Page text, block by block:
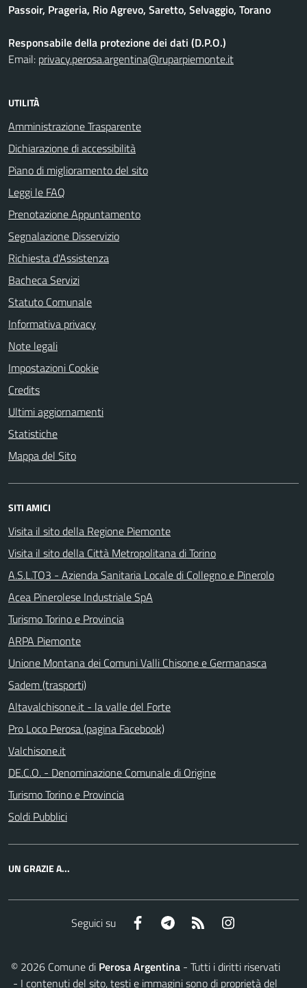
Passoir, Prageria, Rio Agrevo, Saretto, Selvaggio, Torano
Responsabile della protezione dei dati (D.P.O.)
Email: privacy.perosa.argentina@ruparpiemonte.it
UTILITÀ
Amministrazione Trasparente
Dichiarazione di accessibilità
Piano di miglioramento del sito
Leggi le FAQ
Prenotazione Appuntamento
Segnalazione Disservizio
Richiesta d'Assistenza
Bacheca Servizi
Statuto Comunale
Informativa privacy
Note legali
Impostazioni Cookie
Credits
Ultimi aggiornamenti
Statistiche
Mappa del Sito
SITI AMICI
Visita il sito della Regione Piemonte
Visita il sito della Città Metropolitana di Torino
A.S.L.TO3 - Azienda Sanitaria Locale di Collegno e Pinerolo
Acea Pinerolese Industriale SpA
Turismo Torino e Provincia
ARPA Piemonte
Unione Montana dei Comuni Valli Chisone e Germanasca
Sadem (trasporti)
Altavalchisone.it - la valle del Forte
Pro Loco Perosa (pagina Facebook)
Valchisone.it
DE.C.O. - Denominazione Comunale di Origine
Turismo Torino e Provincia
Soldi Pubblici
UN GRAZIE A...
Seguici su Facebook Telegram RSS
© 2026Comune di Perosa Argentina- Tutti i diritti riservati
- I contenuti del sito, testi e immagini sono di proprietà del